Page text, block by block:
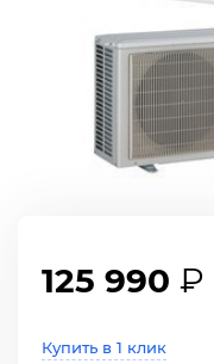
125 990 ₽
Купить в 1 клик